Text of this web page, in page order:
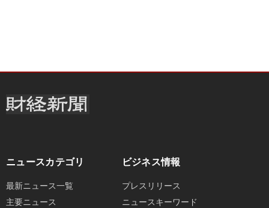
ニュースカテゴリ
最新ニュース一覧
主要ニュース
ビジネス情報
プレスリリース
ニュースキーワード